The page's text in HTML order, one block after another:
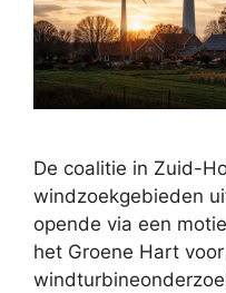
De coalitie in Zuid-
windzoekgebieden
opende via een
het Groene Hart